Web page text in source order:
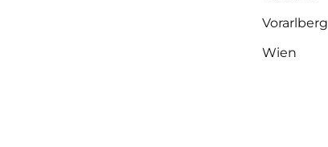
Vorarlberg
Wien